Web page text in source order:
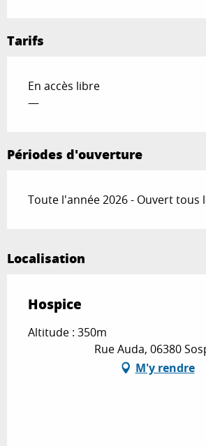
Tarifs
En accès libre
—
Périodes d'ouverture
Toute l'année 2026 - Ouvert tous
Localisation
Hospice
Altitude : 350m
Rue Auda, 06380
M'y rendre